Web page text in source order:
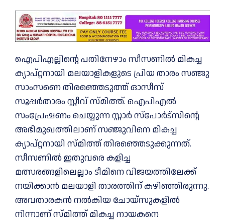
ഐപിഎല്ലിന്റെ പതിനേഴാം സീസണിൽ മികച്ച
ക്യാപ്റ്റനായി മലയാളികളുടെ പ്രിയ താരം സഞ്ജു
സാംസണെ തിരഞ്ഞെടുത്ത് ഓസീസ്
സൂപ്പർതാരം സ്റ്റീവ് സ്മിത്ത്. ഐപിഎൽ
സംപ്രേഷണം ചെയ്യുന്ന സ്റ്റാർ സ്പോർട്സിന്റെ
അഭിമുഖത്തിലാണ് സഞ്ജുവിനെ മികച്ച
ക്യാപ്റ്റനായി സ്മിത്ത് തിരഞ്ഞെടുക്കുന്നത്.
സീസണിൽ ഇതുവരെ കളിച്ച
മത്സരങ്ങളിലെല്ലാം ടീമിനെ വിജയത്തിലേക്ക്
നയിക്കാൻ മലയാളി താരത്തിന് കഴിഞ്ഞിരുന്നു.
അവതാരകൻ നൽകിയ ചോയ്സുകളിൽ
നിന്നാണ് സ്മിത്ത് മികച്ച നായകനെ